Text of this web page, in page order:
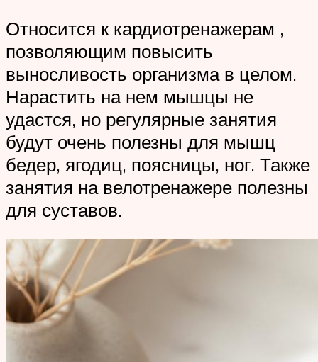
Относится к кардиотренажерам ,
позволяющим повысить
выносливость организма в целом.
Нарастить на нем мышцы не
удастся, но регулярные занятия
будут очень полезны для мышц
бедер, ягодиц, поясницы, ног. Также
занятия на велотренажере полезны
для суставов.